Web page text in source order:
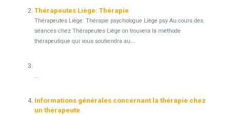
Thérapeutes Liège: Thérapie
Thérapeutes Liège: Thérapie psychologue Liège psy Au cours des
séances chez Thérapeutes Liège on trouvera la méthode
thérapeutique qui vous soutiendra au...
...
Informations générales concernant la thérapie chez
un thérapeute